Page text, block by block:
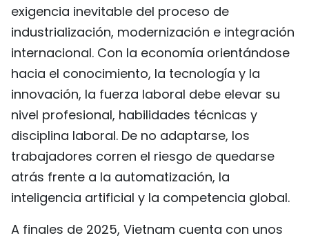
FRANÇAIS
РУССКИЙ
exigencia inevitable del proceso de
industrialización, modernización e integración
internacional. Con la economía orientándose
hacia el conocimiento, la tecnología y la
innovación, la fuerza laboral debe elevar su
nivel profesional, habilidades técnicas y
disciplina laboral. De no adaptarse, los
trabajadores corren el riesgo de quedarse
atrás frente a la automatización, la
inteligencia artificial y la competencia global.
A finales de 2025, Vietnam cuenta con unos